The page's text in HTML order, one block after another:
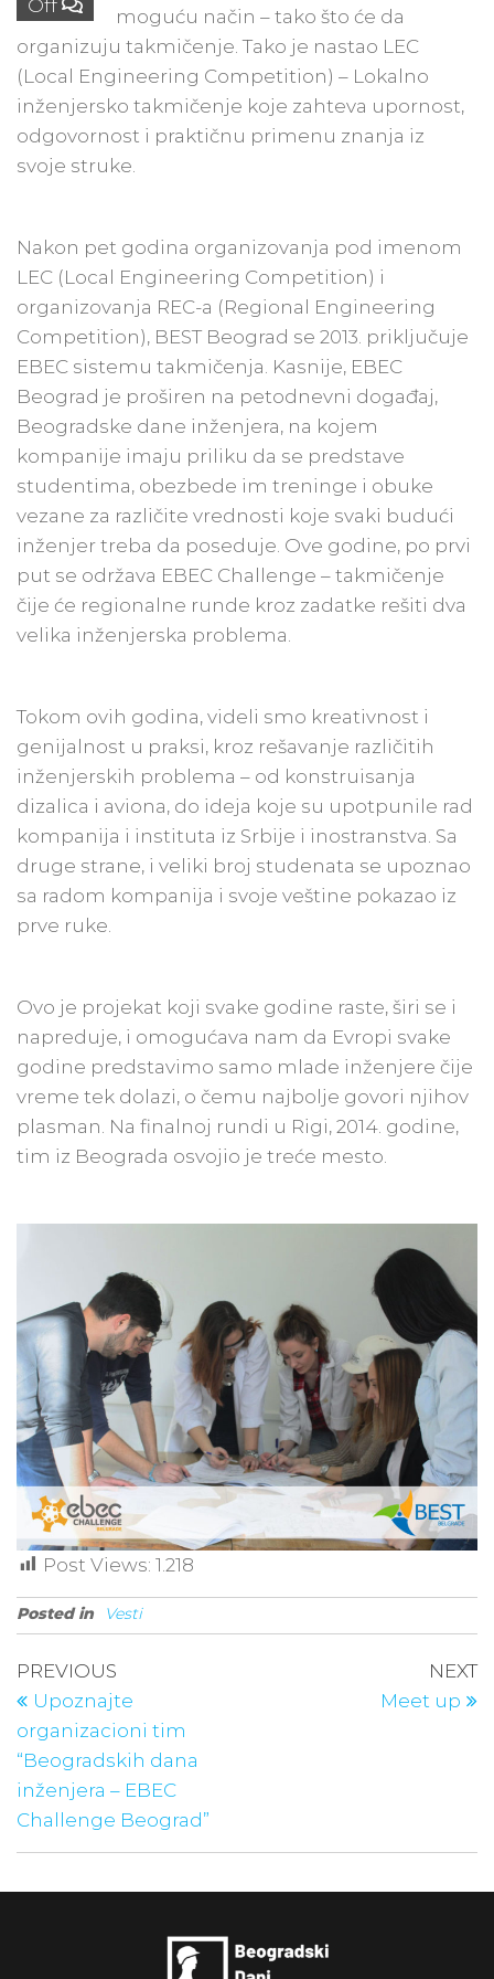
Off
moguću način – tako što će da
organizuju takmičenje. Tako je nastao LEC
(Local Engineering Competition) – Lokalno
inženjersko takmičenje koje zahteva upornost,
odgovornost i praktičnu primenu znanja iz
svoje struke.
Nakon pet godina organizovanja pod imenom
LEC (Local Engineering Competition) i
organizovanja REC-a (Regional Engineering
Competition), BEST Beograd se 2013. priključuje
EBEC sistemu takmičenja. Kasnije, EBEC
Beograd je proširen na petodnevni događaj,
Beogradske dane inženjera, na kojem
kompanije imaju priliku da se predstave
studentima, obezbede im treninge i obuke
vezane za različite vrednosti koje svaki budući
inženjer treba da poseduje. Ove godine, po prvi
put se održava EBEC Challenge – takmičenje
čije će regionalne runde kroz zadatke rešiti dva
velika inženjerska problema.
Tokom ovih godina, videli smo kreativnost i
genijalnost u praksi, kroz rešavanje različitih
inženjerskih problema – od konstruisanja
dizalica i aviona, do ideja koje su upotpunile rad
kompanija i instituta iz Srbije i inostranstva. Sa
druge strane, i veliki broj studenata se upoznao
sa radom kompanija i svoje veštine pokazao iz
prve ruke.
Ovo je projekat koji svake godine raste, širi se i
napreduje, i omogućava nam da Evropi svake
godine predstavimo samo mlade inženjere čije
vreme tek dolazi, o čemu najbolje govori njihov
plasman. Na finalnoj rundi u Rigi, 2014. godine,
tim iz Beograda osvojio je treće mesto.
Post Views: 1.218
Posted in Vesti
PREVIOUS
Upoznajte
organizacioni tim
“Beogradskih dana
inženjera – EBEC
Challenge Beograd”
NEXT
Meet up